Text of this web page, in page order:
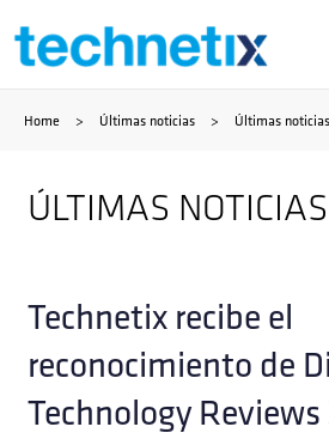
Saltar
contenido
Home > Últimas noticias > Últimas noticias
ÚLTIMAS NOTICIAS
Technetix recibe el
reconocimiento de
Technology